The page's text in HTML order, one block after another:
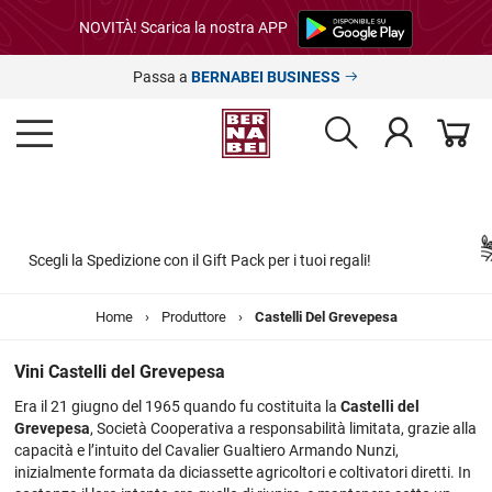
NOVITÀ! Scarica la nostra APP
Passa a BERNABEI BUSINESS
regali!
Scopri di più »
Home › Produttore › Castelli Del Grevepesa
Vini Castelli del Grevepesa
Era il 21 giugno del 1965 quando fu costituita laCastelli del
Grevepesa, Società Cooperativa a responsabilità limitata, grazie alla
capacità e l’intuito del Cavalier Gualtiero Armando Nunzi,
inizialmente formata da diciassette agricoltori e coltivatori diretti. In